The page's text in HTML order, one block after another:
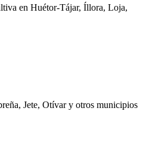
en Huétor-Tájar, Íllora, Loja,
Jete, Otívar y otros municipios